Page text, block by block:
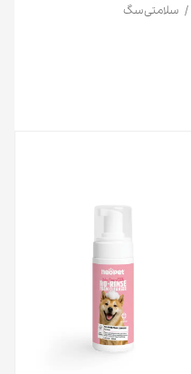
سلامتی سگ